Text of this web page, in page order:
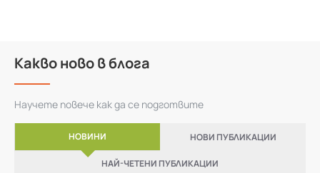
Какво ново в блога
Научете повече как да се подготвите
НОВИНИ НОВИ ПУБЛИКАЦИИ
НАЙ-ЧЕТЕНИ ПУБЛИКАЦИИ